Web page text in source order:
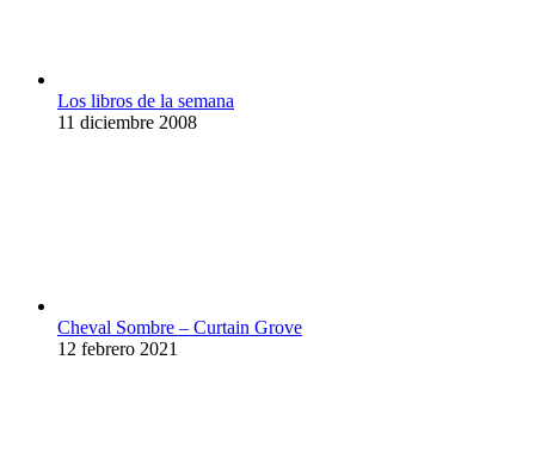
Los libros de la semana
11 diciembre 2008
Cheval Sombre – Curtain Grove
12 febrero 2021